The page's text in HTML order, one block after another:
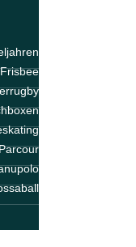
Frisbee